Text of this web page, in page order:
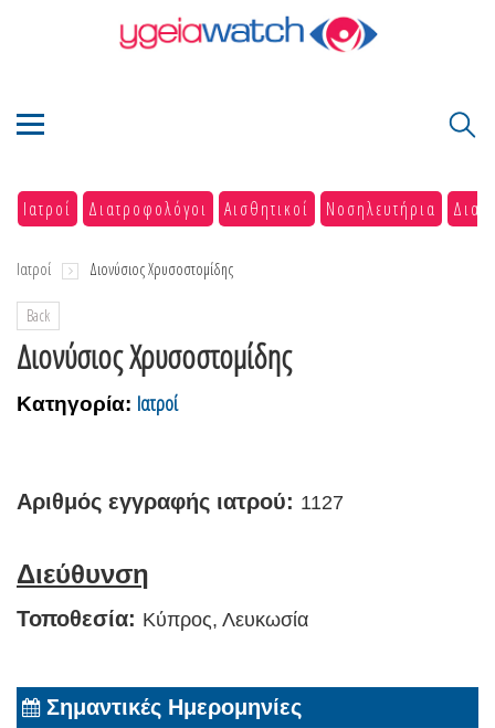
Ιατροί Διατροφολόγοι Αισθητικοί Νοσηλευτήρια
Ιατροί Διονύσιος Χρυσοστομίδης
Back
Διονύσιος Χρυσοστομίδης
Κατηγορία: Ιατροί
Αριθμός εγγραφής ιατρού: 1127
Διεύθυνση
Τοποθεσία: Κύπρος, Λευκωσία
Σημαντικές Ημερομηνίες